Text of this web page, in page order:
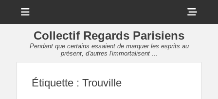
Collectif Regards Parisiens
Pendant que certains essaient de marquer les esprits au
présent, d'autres l'immortalisent ...
Étiquette : Trouville